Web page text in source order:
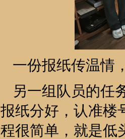
一份报纸传温情
另一组队员的任
报纸分好，认准楼
程很简单，就是低